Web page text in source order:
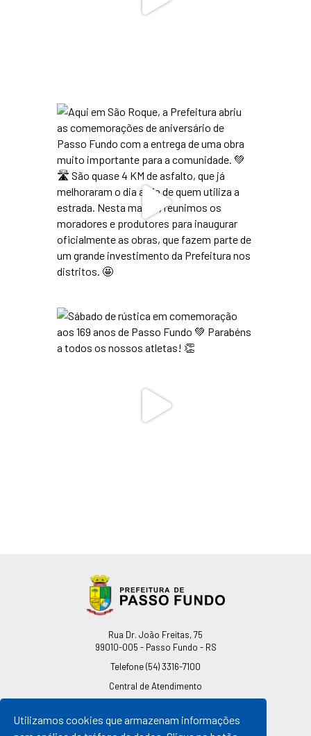
Utilizamos cookies que armazenam informações
Endereço
Rua Dr. João Freitas, 75
99010-005 - Passo Fundo - RS
Telefone(54) 3316-7100
Central de Atendimento
0800 541 7100